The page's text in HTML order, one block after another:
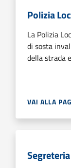
Polizia
La Polizia
di sosta
della strada
VAI ALLA